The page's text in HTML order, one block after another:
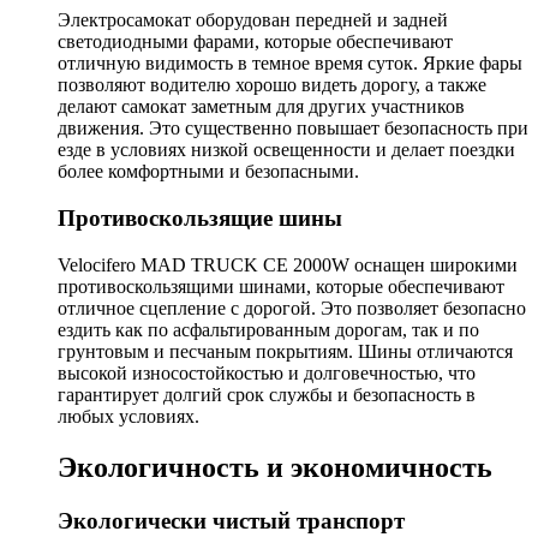
Электросамокат оборудован передней и задней
светодиодными фарами, которые обеспечивают
отличную видимость в темное время суток. Яркие фары
позволяют водителю хорошо видеть дорогу, а также
делают самокат заметным для других участников
движения. Это существенно повышает безопасность при
езде в условиях низкой освещенности и делает поездки
более комфортными и безопасными.
Противоскользящие шины
Velocifero MAD TRUCK CE 2000W оснащен широкими
противоскользящими шинами, которые обеспечивают
отличное сцепление с дорогой. Это позволяет безопасно
ездить как по асфальтированным дорогам, так и по
грунтовым и песчаным покрытиям. Шины отличаются
высокой износостойкостью и долговечностью, что
гарантирует долгий срок службы и безопасность в
любых условиях.
Экологичность и экономичность
Экологически чистый транспорт